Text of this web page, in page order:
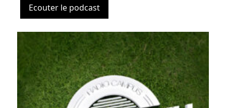
Ecouter le podcast